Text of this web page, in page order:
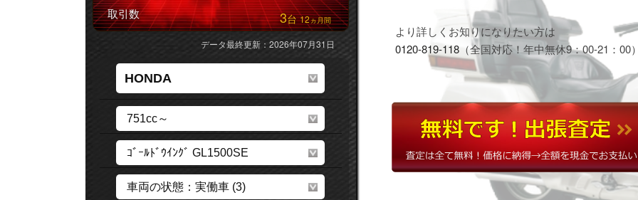
より詳しくお知りになりたい方は
0120-819-118（全国対応！年中無休9：00-21：00）
取引数 3台12ヵ月間
データ最終更新：2026年07月31日